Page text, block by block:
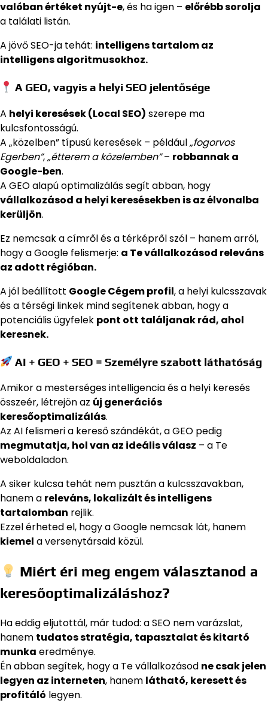
valóban értéket nyújt-e, és ha igen – előrébb sorolja
a találati listán.
A jövő SEO-ja tehát: intelligens tartalom az
intelligens algoritmusokhoz.
A GEO, vagyis a helyi SEO jelentősége
A helyi keresések (Local SEO) szerepe ma
kulcsfontosságú.
A „közelben” típusú keresések – például„fogorvos
Egerben”,„étterem a közelemben”– robbannak a
Google-ben.
A GEO alapú optimalizálás segít abban, hogy
vállalkozásod a helyi keresésekben is az élvonalba
kerüljön.
Ez nemcsak a címről és a térképről szól – hanem arról,
hogy a Google felismerje: a Te vállalkozásod releváns
az adott régióban.
A jól beállított Google Cégem profil, a helyi kulcsszavak
és a térségi linkek mind segítenek abban, hogy a
potenciális ügyfelek pont ott találjanak rád, ahol
keresnek.
AI + GEO + SEO = Személyre szabott láthatóság
Amikor a mesterséges intelligencia és a helyi keresés
összeér, létrejön az új generációs
keresőoptimalizálás.
Az AI felismeri a kereső szándékát, a GEO pedig
megmutatja, hol van az ideális válasz – a Te
weboldaladon.
A siker kulcsa tehát nem pusztán a kulcsszavakban,
hanem a releváns, lokalizált és intelligens
tartalomban rejlik.
Ezzel érheted el, hogy a Google nemcsak lát, hanem
kiemel a versenytársaid közül.
Miért éri meg engem választanod a
keresőoptimalizáláshoz?
Ha eddig eljutottál, már tudod: a SEO nem varázslat,
hanem tudatos stratégia, tapasztalat és kitartó
munka eredménye.
Én abban segítek, hogy a Te vállalkozásod ne csak jelen
legyen az interneten, hanem látható, keresett és
profitáló legyen.